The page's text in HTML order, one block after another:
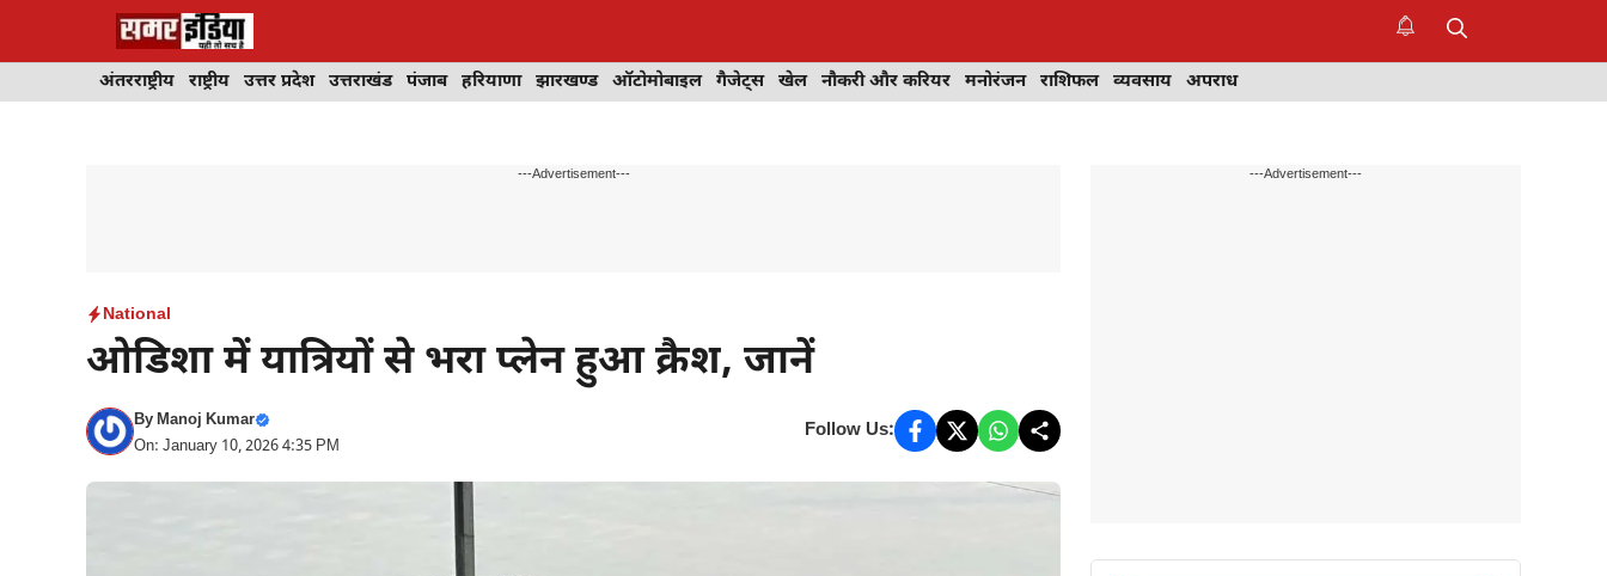
अंतरराष्ट्रीय राष्ट्रीय उत्तर प्रदेश उत्तराखंड पंजाब हरियाणा झारखण्ड ऑटोमोबाइल गैजेट्स खेल नौकरी और करियर मनोरंजन राशिफल व्यवसाय अपराध
---Advertisement---
National
ओडिशा में यात्रियों से भरा प्लेन हुआ क्रैश, जानें
ByManoj Kumar
On: January 10, 2026 4:35 PM
Follow Us:
---Advertisement---